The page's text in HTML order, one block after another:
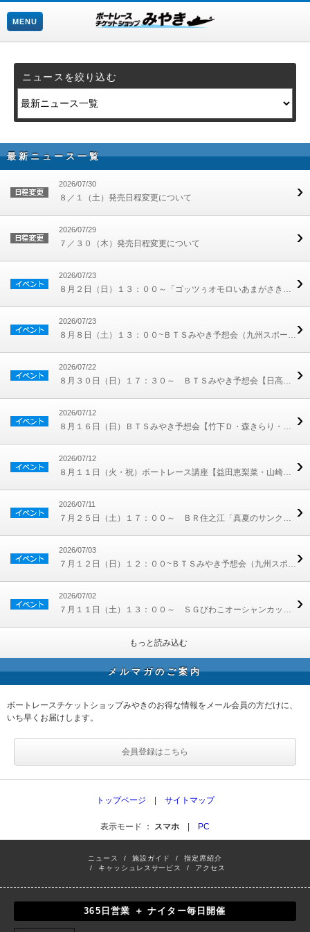
MENU
ニュースを絞り込む
最新ニュース一覧
2026/07/30
８／１（土）発売日程変更について
2026/07/29
７／３０（木）発売日程変更について
2026/07/23
８月２日（日）１３：００～「ゴッツぅオモロいあまがさきキャンペーン」開催！
2026/07/23
８月８日（土）１３：００~ＢＴＳみやき予想会（九州スポーツ寺田洋司記者）
2026/07/22
８月３０日（日）１７：３０～ ＢＴＳみやき予想会【日高逸子元選手・打越晶元選手】
2026/07/12
８月１６日（日）ＢＴＳみやき予想会【竹下Ｄ・森きらり・コンバット満】
2026/07/12
８月１１日（火・祝）ボートレース講座【益田恵梨菜・山崎康弘元選手・コンバット満】
2026/07/11
７月２５日（土）１７：００～ ＢＲ住之江「真夏のサンクス抽選会」 開催！
2026/07/03
７月１２日（日）１２：００~ＢＴＳみやき予想会（九州スポーツ寺田洋司記者）
2026/07/02
７月１１日（土）１３：００～ ＳＧびわこオーシャンカップ開催記念抽選会 開催！
もっと読み込む
メルマガのご案内
ボートレースチケットショップみやきのお得な情報をメール会員の方だけに、
いち早くお届けします。
会員登録はこちら
トップページ サイトマップ
表示モード ： スマホ PC
ニュース /施設ガイド / 指定席紹介
/
キャッシュレスサービス / アクセス
365日営業 ＋ ナイター毎日開催